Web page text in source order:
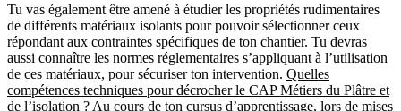
Tu vas également être amené à étudier les propriétés rudimentaires
de différents matériaux isolants pour pouvoir sélectionner ceux
répondant aux contraintes spécifiques de ton chantier. Tu devras
aussi connaître les normes réglementaires s’appliquant à l’utilisation
de ces matériaux, pour sécuriser ton intervention. Quelles
compétences techniques pour décrocher le CAP Métiers du Plâtre et
de l’isolation ? Au cours de ton cursus d’apprentissage, lors de mises